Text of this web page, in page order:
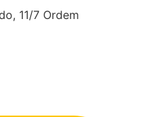
11/7 Ordem